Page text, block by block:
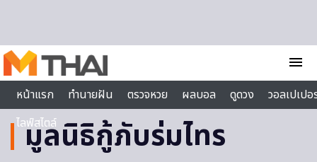
menu
หน้าแรก
ทำนายฝัน ตรวจหวย ผลบอล ดูดวง
วอลเปเป
ไลฟ์สไตล์
มูลนิธิกู้ภับร่มไทร